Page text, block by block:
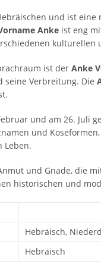
und ist
Anke ist eng
ist der Anke
seine Verbreitung. Die
und am 26.
und
Leben.
und Gnade, die
historischen und
Hebräisch,
Hebräisch